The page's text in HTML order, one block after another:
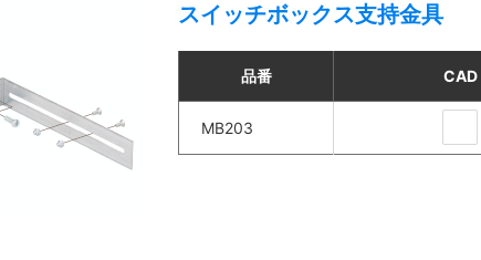
スイッチボックス支持金具
品番 CAD
MB203